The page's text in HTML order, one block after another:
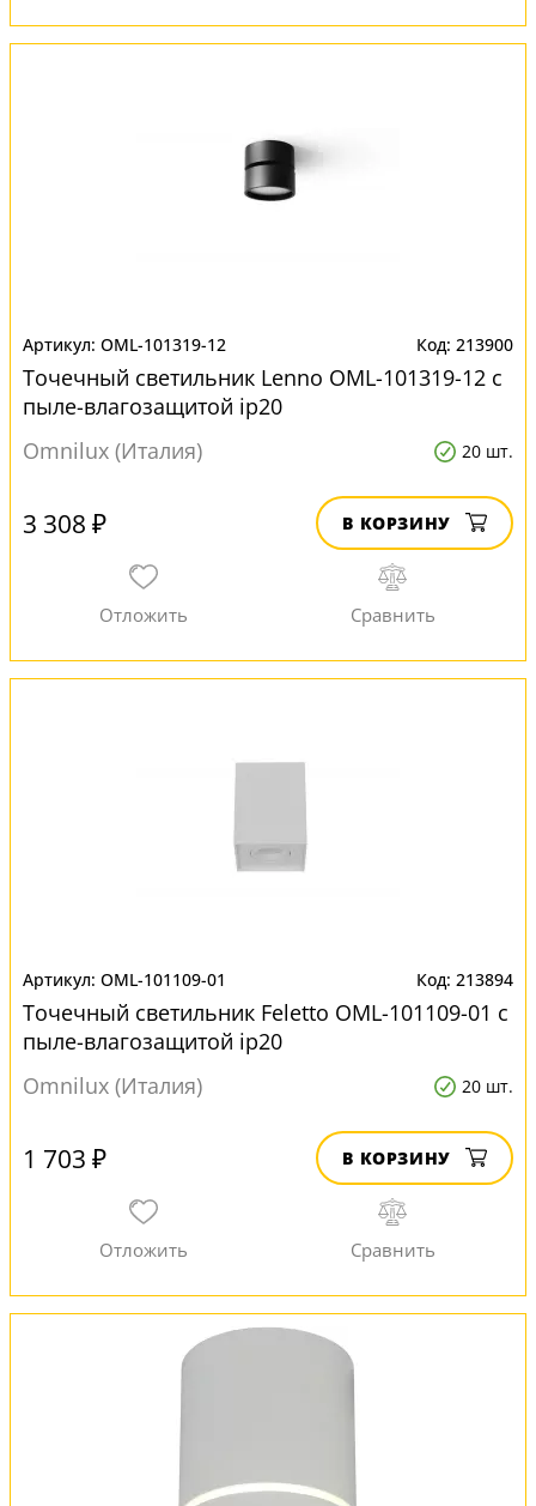
OML-101319-12 213900
Точечный светильник Lenno OML-101319-12 с
пыле-влагозащитой ip20
Omnilux (Италия)
20 шт.
3 308 ₽ В КОРЗИНУ
OML-101109-01 213894
Точечный светильник Feletto OML-101109-01 с
пыле-влагозащитой ip20
Omnilux (Италия)
20 шт.
1 703 ₽ В КОРЗИНУ